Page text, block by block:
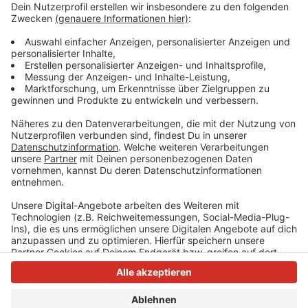
Anzeige
Jeden Tag pendeln rund 300.000 Menschen zum
Arbeiten nach Düsseldorf. Viele davon aus dem Kreis
Mettmann.
Anzeige
Anzeige